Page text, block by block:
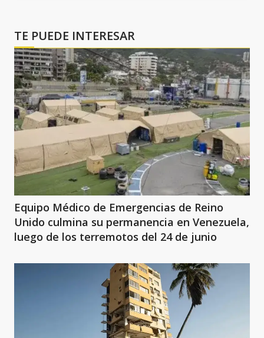
TE PUEDE INTERESAR
Equipo Médico de Emergencias de Reino
Unido culmina su permanencia en Venezuela,
luego de los terremotos del 24 de junio